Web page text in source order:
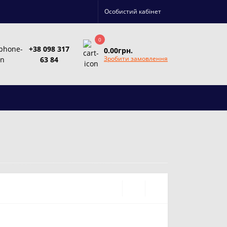
Особистий кабінет
+38 098 317
63 84
0
0.00грн.
Зробити замовлення